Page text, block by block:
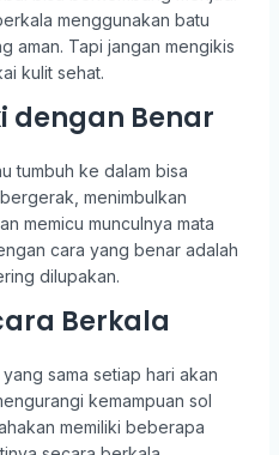
menggunakan batu
aman. Tapi jangan mengikis
kulit sehat.
dengan Benar
tumbuh ke dalam bisa
menimbulkan
memicu munculnya mata
cara yang benar adalah
dilupakan.
Berkala
sama setiap hari akan
kemampuan sol
memiliki beberapa